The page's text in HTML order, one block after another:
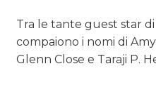
Tra le tante guest star
compaiono i nomi di
Glenn Close e Taraji P.